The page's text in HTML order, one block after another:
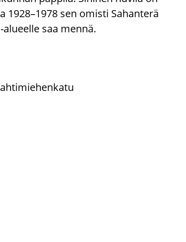
sen omisti Sahanterä
saa mennä.